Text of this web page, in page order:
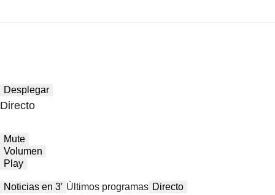
Desplegar
Directo
Mute
Volumen
Play
Noticias en 3′ Últimos programas Directo